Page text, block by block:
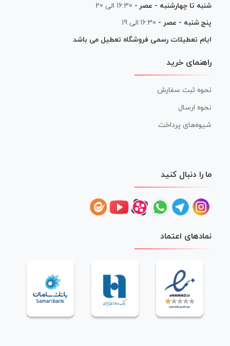
شنبه تا چهارشنبه - عصر - 16:30 الی 20
پنج شنبه - عصر - 16:30 الی 19
ایام تعطیلات رسمی فروشگاه تعطیل می باشد
راهنمای خرید
نحوه ثبت سفارش
نحوه ارسال
شیوه‌های پرداخت
ما را دنبال کنید
نمادهای اعتماد